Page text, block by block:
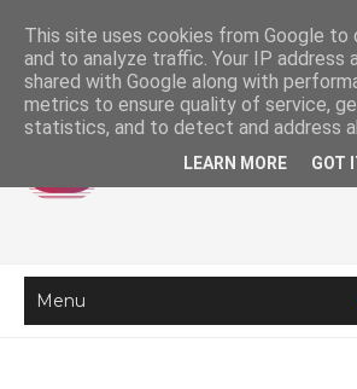
This site uses cookies from Google to
and to analyze traffic. Your IP address
shared with Google along with
metrics to ensure quality of service,
statistics, and to detect and address
LEARN MORE GOT